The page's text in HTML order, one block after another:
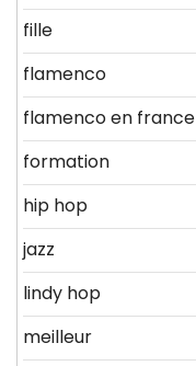
fille
flamenco
flamenco en france
formation
hip hop
jazz
lindy hop
meilleur